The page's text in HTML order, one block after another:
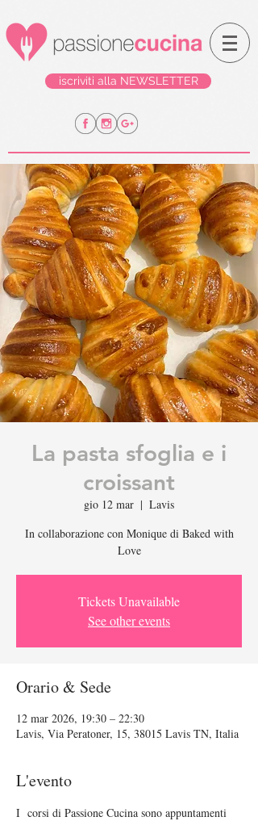
iscriviti alla NEWSLETTER
La pasta sfoglia e i
croissant
gio 12 mar
  |
Lavis
In collaborazione con Monique di Baked with
Love
Tickets Unavailable
See other events
Orario & Sede
12 mar 2026, 19:30 – 22:30
Lavis, Via Peratoner, 15, 38015 Lavis TN, Italia
L'evento
I  corsi di Passione Cucina sono appuntamenti